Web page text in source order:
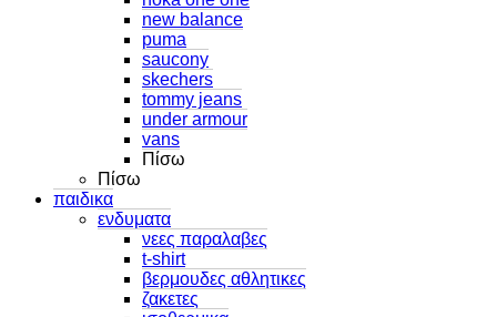
new balance
puma
saucony
skechers
tommy jeans
under armour
vans
Πίσω
Πίσω
παιδικα
ενδυματα
νεες παραλαβες
t-shirt
βερμουδες αθλητικες
ζακετες